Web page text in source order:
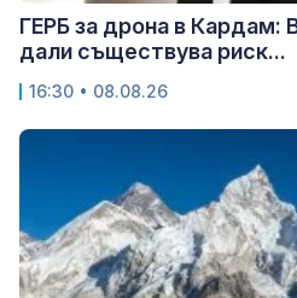
ГЕРБ за дрона в Кардам:
дали съществува риск...
16:30 • 08.08.26